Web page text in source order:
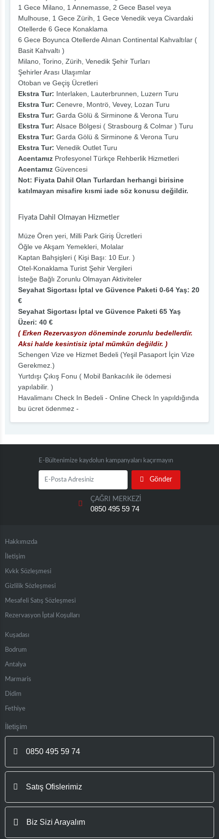
1 Gece Milano, 1 Annemasse, 2 Gece Basel veya
Mulhouse, 1 Gece Zürih, 1 Gece Venedik veya Civardaki
Otellerde 6 Gece Konaklama
6 Gece Boyunca Otellerde Alınan Continental Kahvaltılar (
Basit Kahvaltı )
Milano, Torino, Zürih, Venedik Şehir Turları
Şehirler Arası Ulaşımlar
Otoban ve Geçiş Ücretleri
Ekstra Tur: Interlaken, Lauterbrunnen, Luzern Turu
Ekstra Tur: Cenevre, Montrö, Vevey, Lozan Turu
Ekstra Tur: Garda Gölü & Sirminone & Verona Turu
Ekstra Tur: Alsace Bölgesi ( Strasbourg & Colmar ) Turu
Ekstra Tur: Garda Gölü & Sirminone & Verona Turu
Ekstra Tur: Venedik Outlet Turu
Acentamız Profesyonel Türkçe Rehberlik Hizmetleri
Acentamız Güvencesi
Not: Fiyata Dahil Olan Turlardan herhangi birisine
katılmayan misafire kısmi iade söz konusu değildir.
Fiyata Dahil Olmayan Hizmetler
Müze Ören yeri, Milli Park Giriş Ücretleri
Öğle ve Akşam Yemekleri, Molalar
Kaptan Bahşişleri ( Kişi Başı: 10 Eur. )
Otel-Konaklama Turist Şehir Vergileri
İsteğe Bağlı Zorunlu Olmayan Aktiviteler
Seyahat Sigortası İptal ve Güvence Paketi 0-64 Yaş: 20
€
Seyahat Sigortası İptal ve Güvence Paketi 65 Yaş
Üzeri: 40 €
( Erken Rezervasyon döneminde zorunlu bedellerdir.
Aksi halde kesintisiz iptal mümkün değildir. )
Schengen Vize ve Hizmet Bedeli (Yeşil Pasaport İçin Vize
Gerekmez.)
Yurtdışı Çıkış Fonu ( Mobil Bankacılık ile ödemesi
yapılabilir. )
Havalimanı Check In Bedeli - Online Check In yapıldığında
bu ücret ödenmez -
E-Bültenimize kaydolun kampanyaları kaçırmayın
Gönder
ÇAĞRI MERKEZİ
0850 495 59 74
Hakkımızda
İletişim
Kvkk Sözleşmesi
Gizlilik Sözleşmesi
Mesafeli Satış Sözleşmesi
Rezervasyon İptal Koşulları
Kuşadası
Bodrum
Antalya
Marmaris
Didim
Fethiye
İletişim
0850 495 59 74
Satış Ofislerimiz
Biz Sizi Arayalım